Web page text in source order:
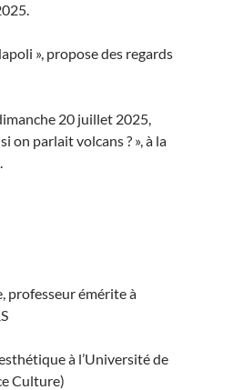
», propose des regards
20 juillet 2025,
on parlait volcans ? », à la
professeur émérite à
à l’Université de
Culture)